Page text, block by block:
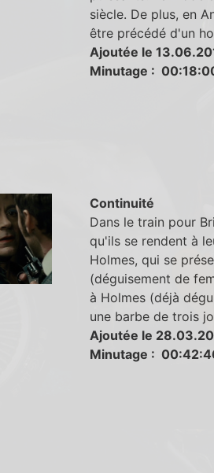
siècle. De plus, en
être précédé d'un
Ajoutée le
Minutage :
Continuité
Dans le train pour
qu'ils se rendent à
Holmes, qui se
(déguisement de
à Holmes (déjà
une barbe de trois
Ajoutée le
Minutage :